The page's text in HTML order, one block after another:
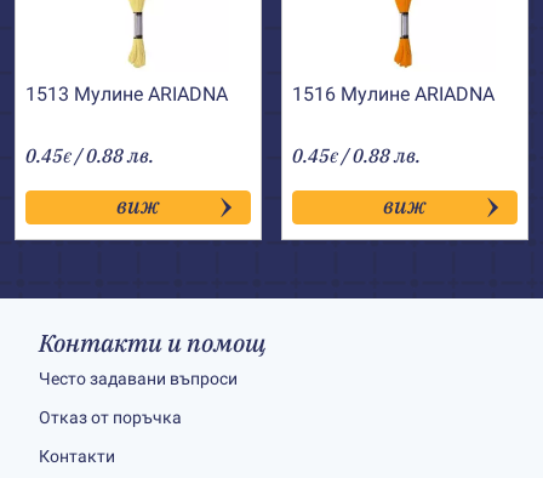
1513 Мулине АRIADNA
0.45€ / 0.88 лв.
виж
1516 Мулине АRIADNA
0.45€ / 0.88 лв.
виж
Контакти и помощ
Често задавани въпроси
Отказ от поръчка
Контакти